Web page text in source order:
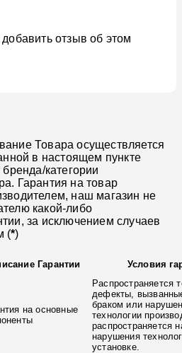
отзыв об этом
Товара осуществляется
в настоящем пункте
категории
Гарантия на товар
наш магазин не
какой-либо
за исключением случаев
(*)
Гарантии Условия
на основные
Распространяется
дефекты,
браком или
технологии
распространяется
нарушения
установке.